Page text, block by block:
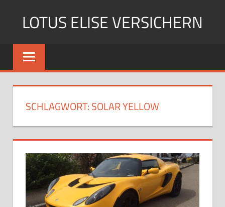
LOTUS ELISE VERSICHERN
Von
den
Experten
Versicherung
SCHLAGWORT: SOLAR YELLOW